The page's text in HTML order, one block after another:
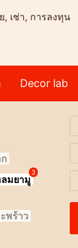
, เช่า, การลงทุน
Decor lab
มยามู
3
พร้าว